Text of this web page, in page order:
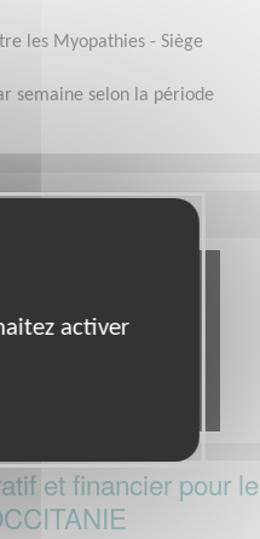
les Myopathies - Siège
semaine selon la période
et financier pour le
activer